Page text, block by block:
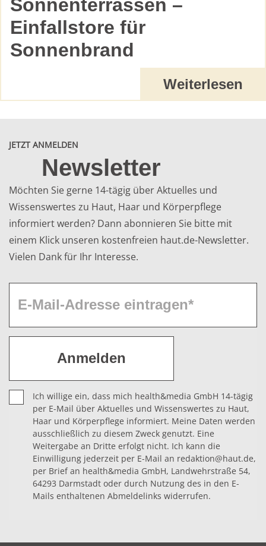
Sonnenterrassen –
Einfallstore für
Sonnenbrand
Weiterlesen
JETZT ANMELDEN
Newsletter
Möchten Sie gerne 14-tägig über Aktuelles und
Wissenswertes zu Haut, Haar und Körperpflege
informiert werden? Dann abonnieren Sie bitte mit
einem Klick unseren kostenfreien haut.de-Newsletter.
Vielen Dank für Ihr Interesse.
Ich willige ein, dass mich health&media GmbH 14-tägig
per E-Mail über Aktuelles und Wissenswertes zu Haut,
Haar und Körperpflege informiert. Meine Daten werden
ausschließlich zu diesem Zweck genutzt. Eine
Weitergabe an Dritte erfolgt nicht. Ich kann die
Einwilligung jederzeit per E-Mail an redaktion@haut.de,
per Brief an health&media GmbH, Landwehrstraße 54,
64293 Darmstadt oder durch Nutzung des in den E-
Mails enthaltenen Abmeldelinks widerrufen.